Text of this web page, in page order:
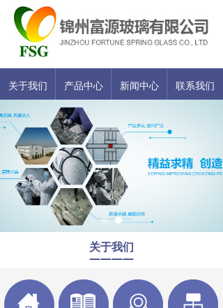
关于我们 产品中心 新闻中心 联系我们
关于我们
————